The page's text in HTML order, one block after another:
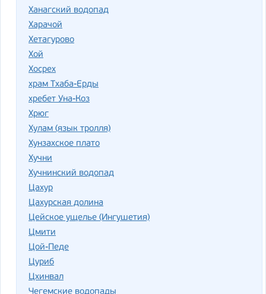
Ханагский водопад
Харачой
Хетагурово
Хой
Хосрех
храм Тхаба-Ерды
хребет Уна-Коз
Хрюг
Хулам (язык тролля)
Хунзахское плато
Хучни
Хучнинский водопад
Цахур
Цахурская долина
Цейское ущелье (Ингушетия)
Цмити
Цой-Педе
Цуриб
Цхинвал
Чегемские водопады